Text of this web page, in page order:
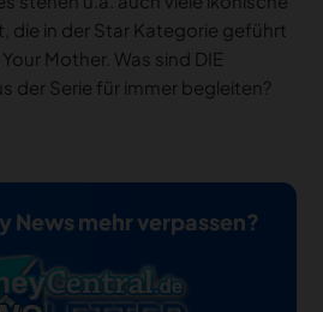
die in der Star Kategorie geführt
Mother. Was sind DIE
der Serie für immer begleiten?
News mehr verpassen?